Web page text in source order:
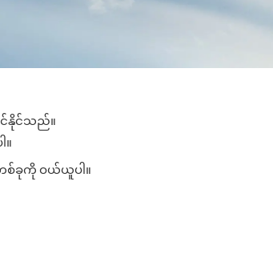
င်နိုင်သည်။
။
စ်ခုကို ဝယ်ယူပါ။